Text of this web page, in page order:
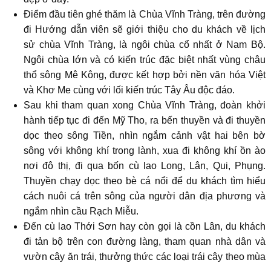
Điểm đầu tiên ghé thăm là Chùa Vĩnh Tràng, trên đường
đi Hướng dẫn viên sẽ giới thiệu cho du khách về lịch
sử chùa Vĩnh Tràng, là ngôi chùa cổ nhất ở Nam Bộ.
Ngôi chùa lớn và có kiến trúc đặc biệt nhất vùng châu
thổ sông Mê Kông, được kết hợp bởi nền văn hóa Việt
và Khơ Me cùng với lối kiến trúc Tây Âu độc đáo.
Sau khi tham quan xong Chùa Vĩnh Tràng, đoàn khởi
hành tiếp tục đi đến Mỹ Tho, ra bến thuyền và đi thuyền
dọc theo sông Tiền, nhìn ngắm cảnh vật hai bên bờ
sông với không khí trong lành, xua đi không khí ồn ào
nơi đô thị, đi qua bốn cù lao Long, Lân, Qui, Phụng.
Thuyền chạy dọc theo bè cá nổi để du khách tìm hiểu
cách nuôi cá trên sông của người dân địa phương và
ngắm nhìn cầu Rạch Miễu.
Đến cù lao Thới Sơn hay còn gọi là cồn Lân, du khách
đi tản bộ trên con đường làng, tham quan nhà dân và
vườn cây ăn trái, thưởng thức các loại trái cây theo mùa